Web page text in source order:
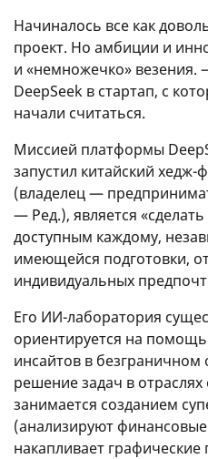
Начиналось все как
проект. Но амбиции и
и «немножечко» везения.
DeepSeek в стартап, с
начали считаться.
Миссией платформы
запустил китайский хедж-
(владелец —
— Ред.), является
доступным каждому,
имеющейся подготовки,
индивидуальных
Его ИИ-лаборатория
ориентируется на
инсайтов в безграничном
решение задач в отраслях
занимается созданием
(анализируют
накапливает